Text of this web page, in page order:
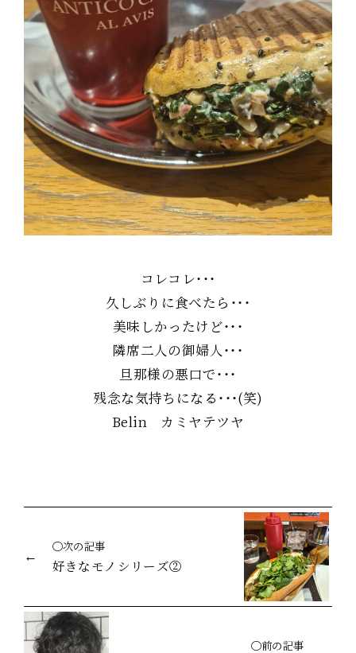
コレコレ・・・
久しぶりに食べたら・・・
美味しかったけど・・・
隣席二人の御婦人・・・
旦那様の悪口で・・・
残念な気持ちになる・・・(笑)
Belin カミヤテツヤ
◯次の記事
好きなモノシリーズ②
◯前の記事